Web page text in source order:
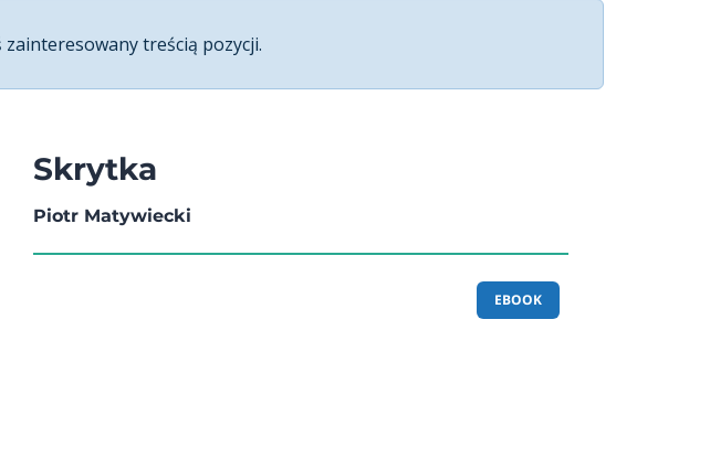
zainteresowany treścią pozycji.
Skrytka
Piotr Matywiecki
EBOOK